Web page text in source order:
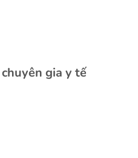
gia y tế